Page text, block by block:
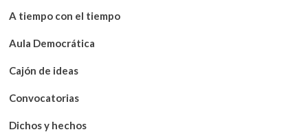
A tiempo con el tiempo
Aula Democrática
Cajón de ideas
Convocatorias
Dichos y hechos